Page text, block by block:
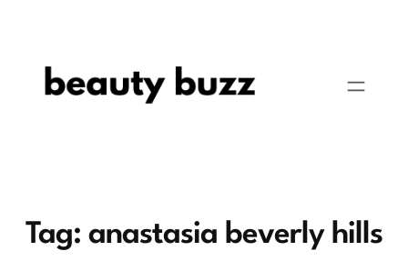
Tag: anastasia beverly hills